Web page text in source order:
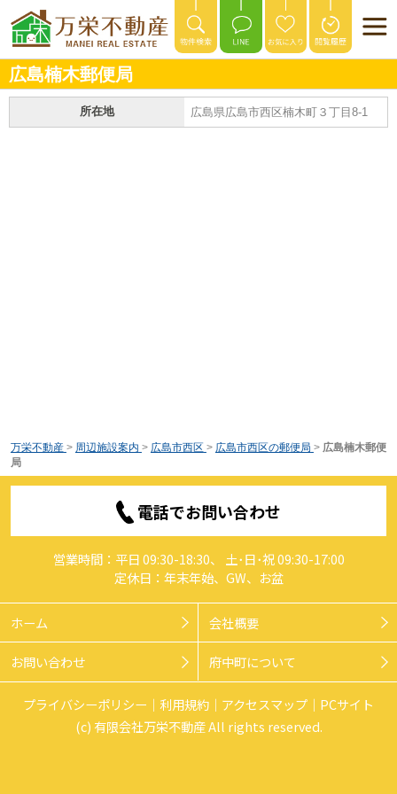
広島楠木郵便局
所在地 広島県広島市西区楠木町３丁目8-1
万栄不動産 > 周辺施設案内 > 広島市西区 > 広島市西区の郵便局 > 広島楠木郵便
局
電話でお問い合わせ
営業時間：平日 09:30-18:30、 土･日･祝 09:30-17:00
定休日：年末年始、GW、お盆
ホーム 会社概要
お問い合わせ 府中町について
プライバシーポリシー 利用規約 アクセスマップ
PCサイト
(c) 有限会社万栄不動産 All rights reserved.